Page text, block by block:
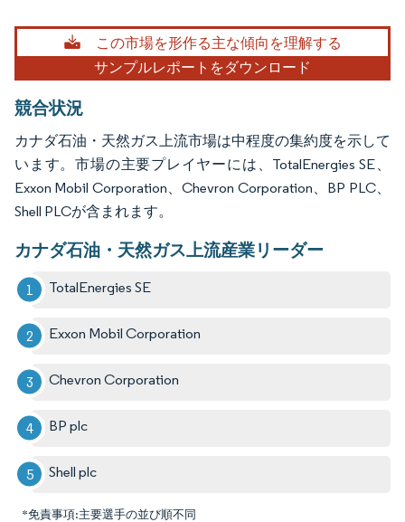
画像 © Mordor Intelligence。再利用にはCC BY 4.0の表示が必要です。
この市場を形作る主な傾向を理解する
サンプルレポートをダウンロード
競合状況
カナダ石油・天然ガス上流市場は中程度の集約度を示して
います。市場の主要プレイヤーには、TotalEnergies SE、
Exxon Mobil Corporation、Chevron Corporation、BP PLC、
Shell PLCが含まれます。
カナダ石油・天然ガス上流産業リーダー
TotalEnergies SE
Exxon Mobil Corporation
Chevron Corporation
BP plc
Shell plc
*免責事項:主要選手の並び順不同